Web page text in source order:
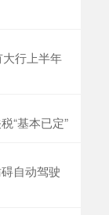
行上半年
“基本已定”
自动驾驶